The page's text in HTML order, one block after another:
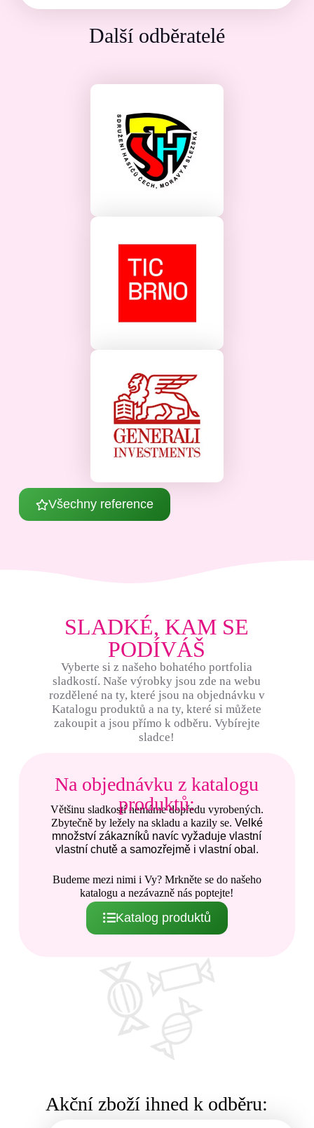
Další odběratelé
Všechny reference
SLADKÉ, KAM SE
PODÍVÁŠ
Vyberte si z našeho bohatého portfolia
sladkostí. Naše výrobky jsou zde na webu
rozdělené na ty, které jsou na objednávku v
Katalogu produktů a na ty, které si můžete
zakoupit a jsou přímo k odběru. Vybírejte
sladce!
Na objednávku z katalogu
produktů:
Většinu sladkostí nemáme dopředu vyrobených.
Zbytečně by ležely na skladu a kazily se. Velké
množství zákazníků navíc vyžaduje vlastní
vlastní chutě a samozřejmě i vlastní obal.
Budeme mezi nimi i Vy? Mrkněte se do našeho
katalogu a nezávazně nás poptejte!
Katalog produktů
Akční zboží ihned k odběru: